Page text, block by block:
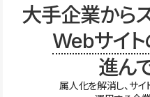
大手企業から
Webサイ
進ん
属人化を解消し、サ